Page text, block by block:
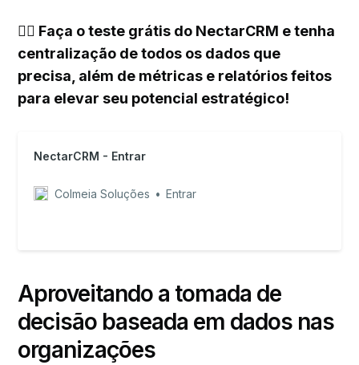
👉🏻 Faça o teste grátis do NectarCRM e tenha
centralização de todos os dados que
precisa, além de métricas e relatórios feitos
para elevar seu potencial estratégico!
NectarCRM - Entrar
Colmeia Soluções Entrar
Aproveitando a tomada de
decisão baseada em dados nas
organizações